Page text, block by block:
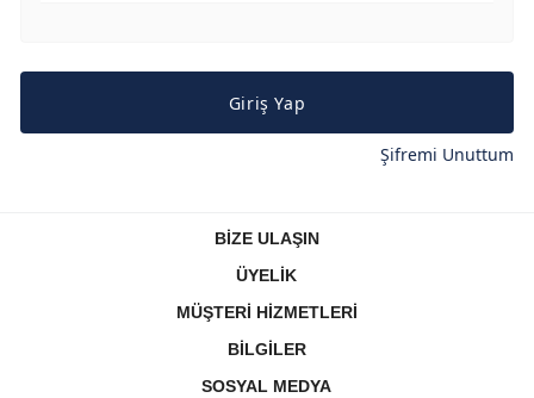
Giriş Yap
Şifremi Unuttum
BİZE ULAŞIN
ÜYELİK
MÜŞTERİ HİZMETLERİ
BİLGİLER
SOSYAL MEDYA